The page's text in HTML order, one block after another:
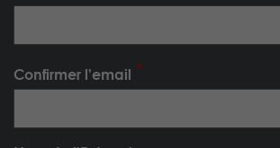
Confirmer l'email